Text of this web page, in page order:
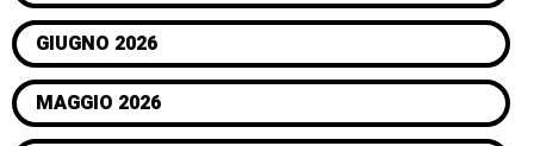
GIUGNO 2026
MAGGIO 2026